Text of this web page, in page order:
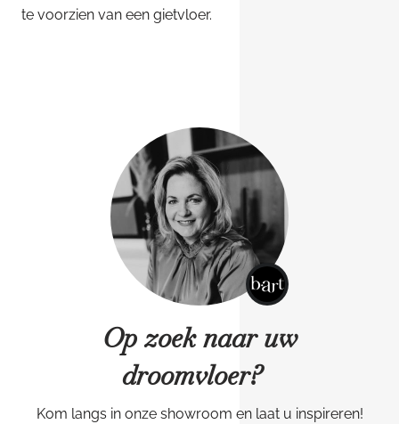
te voorzien van een gietvloer.
Op zoek naar uw
droomvloer?
Kom langs in onze showroom en laat u inspireren!